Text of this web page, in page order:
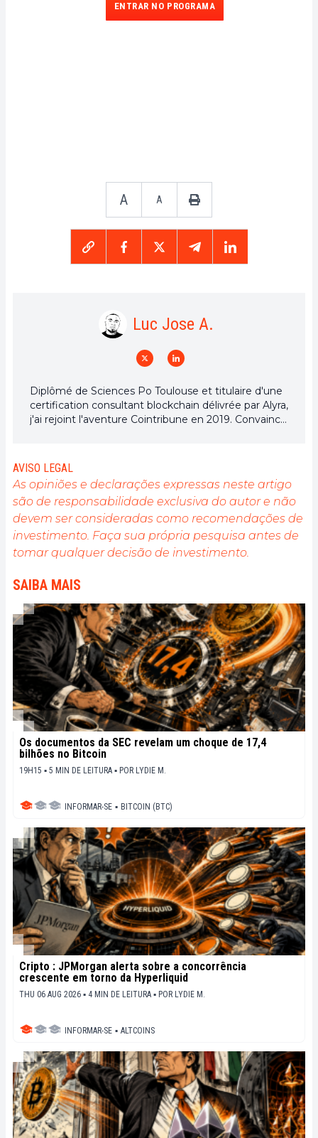
ENTRAR NO PROGRAMA
A A
Luc Jose A.
Diplômé de Sciences Po Toulouse et titulaire d'une
certification consultant blockchain délivrée par Alyra,
j'ai rejoint l'aventure Cointribune en 2019. Convaincu
l'engagement de sensibiliser et d'informer le grand
public sur cet écosystème en constante évolution.
Mon objectif est de permettre à chacun de mieux
comprendre la blockchain et de saisir les
opportunités qu'elle offre. Je m'efforce chaque jour
de fournir une analyse objective de l'actualité, de
décrypter les tendances du marché, de relayer les
dernières innovations technologiques et de mettre
sociétaux de cette révolution en marche.
AVISO LEGAL
As opiniões e declarações expressas neste artigo
são de responsabilidade exclusiva do autor e não
devem ser consideradas como recomendações de
investimento. Faça sua própria pesquisa antes de
tomar qualquer decisão de investimento.
SAIBA MAIS
Os documentos da SEC revelam um choque de 17,4
bilhões no Bitcoin
19H15 ▪ 5 MIN DE LEITURA ▪ POR LYDIE M.
INFORMAR-SE ▪ BITCOIN (BTC)
Cripto : JPMorgan alerta sobre a concorrência
crescente em torno da Hyperliquid
THU 06 AUG 2026 ▪ 4 MIN DE LEITURA ▪ POR LYDIE M.
INFORMAR-SE ▪ ALTCOINS